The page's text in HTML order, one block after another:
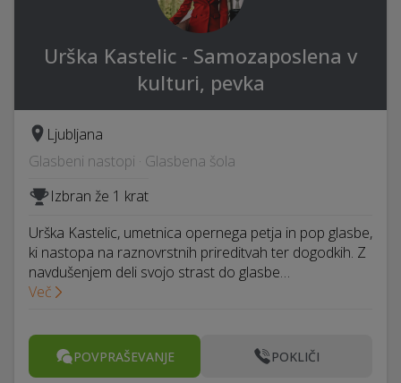
Urška Kastelic - Samozaposlena v
kulturi, pevka
Ljubljana
Glasbeni nastopi · Glasbena šola
Izbran že 1 krat
Urška Kastelic, umetnica opernega petja in pop glasbe,
ki nastopa na raznovrstnih prireditvah ter dogodkih. Z
navdušenjem deli svojo strast do glasbe…
Več
POVPRAŠEVANJE POKLIČI